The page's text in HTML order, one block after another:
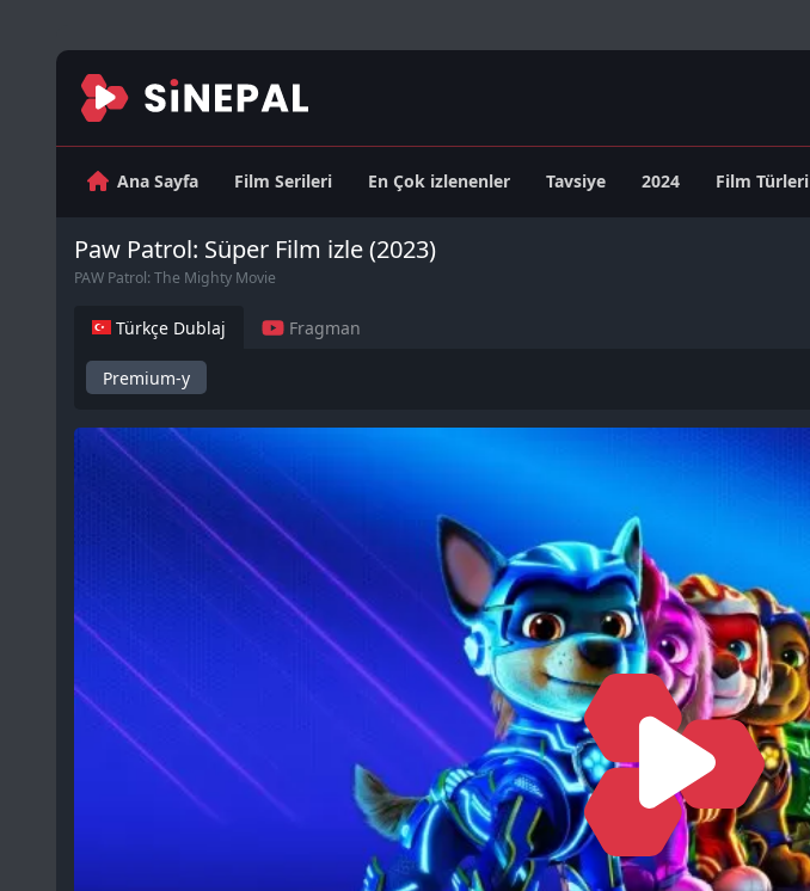
Ana Sayfa Film Serileri En Çok izlenenler Tavsiye 2024 Film Türleri
Paw Patrol: Süper Film izle (2023)
PAW Patrol: The Mighty Movie
Türkçe Dublaj Fragman
Premium-y